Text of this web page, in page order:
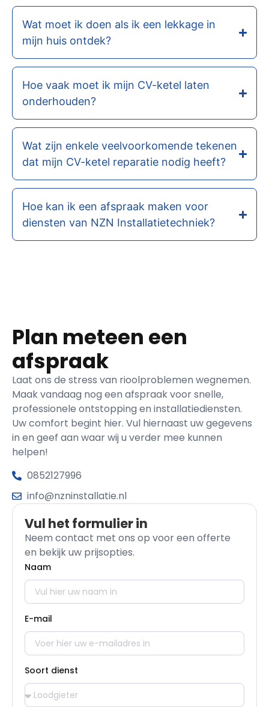
Wat moet ik doen als ik een lekkage in
mijn huis ontdek?
Hoe vaak moet ik mijn CV-ketel laten
onderhouden?
Wat zijn enkele veelvoorkomende tekenen
dat mijn CV-ketel reparatie nodig heeft?
Hoe kan ik een afspraak maken voor
diensten van NZN Installatietechniek?
Plan meteen een
afspraak
Laat ons de stress van rioolproblemen wegnemen.
Maak vandaag nog een afspraak voor snelle,
professionele ontstopping en installatiediensten.
Uw comfort begint hier. Vul hiernaast uw gegevens
in en geef aan waar wij u verder mee kunnen
helpen!
0852127996
info@nzninstallatie.nl
Vul het formulier in
Neem contact met ons op voor een offerte
en bekijk uw prijsopties.
Naam
E-mail
Soort dienst